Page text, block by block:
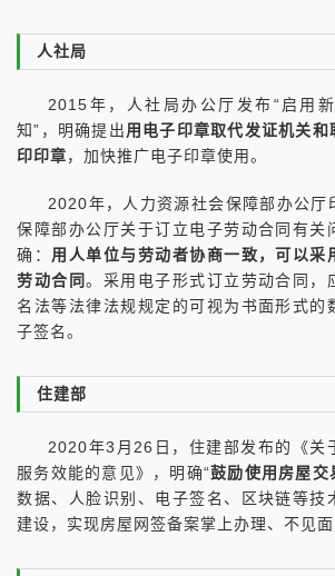
人社局
2015年，人社局办公厅发布“启用
知”，明确提出用电子印章取代发证机关
印印章，加快推广电子印章使用。
2020年，人力资源社会保障部办公厅
保障部办公厅关于订立电子劳动合同有关
确： 用人单位与劳动者协商一致，可以采
劳动合同。采用电子形式订立劳动合同，
名法等法律法规规定的可视为书面形式的
子签名。
住建部
2020年3月26日，住建部发布的《关
服务效能的意见》，明确“鼓励使用房屋交
数据、人脸识别、电子签名、区块链等技
建设，实现房屋网签备案掌上办理、不见面